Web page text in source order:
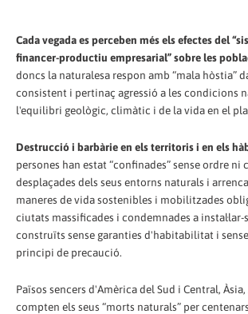
Cada vegada es perceben més els efectes del
financer-productiu empresarial” sobre les
doncs la naturalesa respon amb “mala hòstia”
consistent i pertinaç agressió a les condicions
l'equilibri geològic, climàtic i de la vida en el
Destrucció i barbàrie en els territoris i en els
persones han estat “confinades” sense ordre
desplaçades dels seus entorns naturals i
maneres de vida sostenibles i mobilitzades
ciutats massificades i condemnades a instal·lar-
construïts sense garanties d'habitabilitat i
principi de precaució.
Països sencers d'Amèrica del Sud i Central,
compten els seus “morts naturals” per